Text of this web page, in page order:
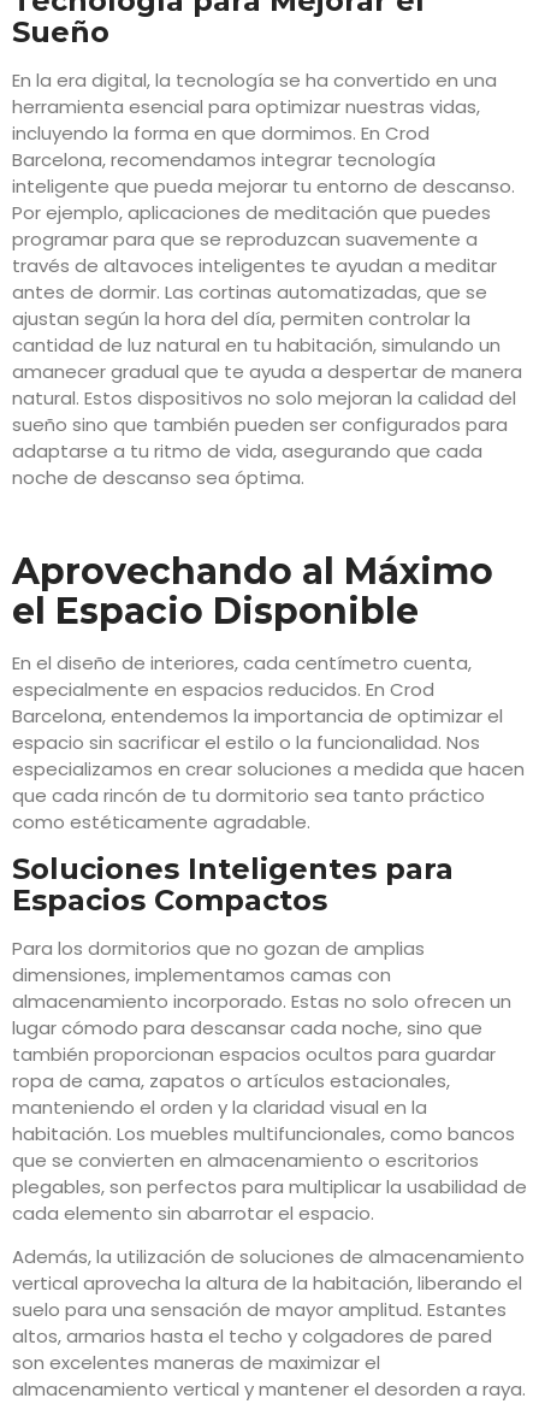
Sueño
En la era digital, la tecnología se ha convertido en una
herramienta esencial para optimizar nuestras vidas,
incluyendo la forma en que dormimos. En Crod
Barcelona, recomendamos integrar tecnología
inteligente que pueda mejorar tu entorno de descanso.
Por ejemplo, aplicaciones de meditación que puedes
programar para que se reproduzcan suavemente a
través de altavoces inteligentes te ayudan a meditar
antes de dormir. Las cortinas automatizadas, que se
ajustan según la hora del día, permiten controlar la
cantidad de luz natural en tu habitación, simulando un
amanecer gradual que te ayuda a despertar de manera
natural. Estos dispositivos no solo mejoran la calidad del
sueño sino que también pueden ser configurados para
adaptarse a tu ritmo de vida, asegurando que cada
noche de descanso sea óptima.
Aprovechando al Máximo
el Espacio Disponible
En el diseño de interiores, cada centímetro cuenta,
especialmente en espacios reducidos. En Crod
Barcelona, entendemos la importancia de optimizar el
espacio sin sacrificar el estilo o la funcionalidad. Nos
especializamos en crear soluciones a medida que hacen
que cada rincón de tu dormitorio sea tanto práctico
como estéticamente agradable.
Soluciones Inteligentes para
Espacios Compactos
Para los dormitorios que no gozan de amplias
dimensiones, implementamos camas con
almacenamiento incorporado. Estas no solo ofrecen un
lugar cómodo para descansar cada noche, sino que
también proporcionan espacios ocultos para guardar
ropa de cama, zapatos o artículos estacionales,
manteniendo el orden y la claridad visual en la
habitación. Los muebles multifuncionales, como bancos
que se convierten en almacenamiento o escritorios
plegables, son perfectos para multiplicar la usabilidad de
cada elemento sin abarrotar el espacio.
Además, la utilización de soluciones de almacenamiento
vertical aprovecha la altura de la habitación, liberando el
suelo para una sensación de mayor amplitud. Estantes
altos, armarios hasta el techo y colgadores de pared
son excelentes maneras de maximizar el
almacenamiento vertical y mantener el desorden a raya.